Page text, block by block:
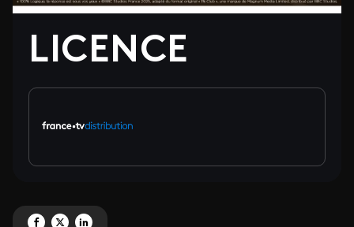
LICENCE
Partagez 'LICENCE' sur Facebook
Partagez 'LICENCE' sur X
Partagez 'LICENCE' sur LinkedIn